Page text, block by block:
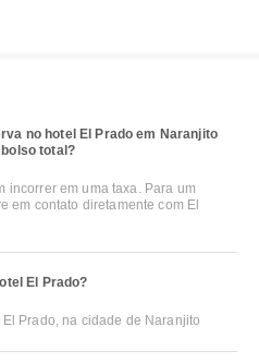
no hotel El Prado em Naranjito
total?
incorrer em uma taxa. Para um
em contato diretamente com El
El Prado?
Prado, na cidade de Naranjito